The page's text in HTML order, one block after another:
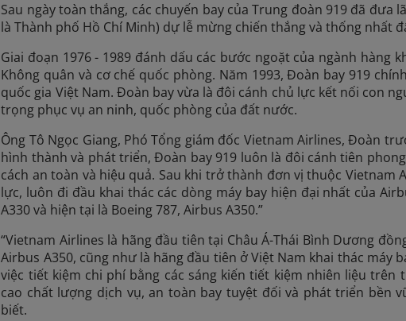
Sau ngày toàn thắng, các chuyến bay của Trung đoàn 919 đã
là Thành phố Hồ Chí Minh) dự lễ mừng chiến thắng và thống nhất
Giai đoạn 1976 - 1989 đánh dấu các bước ngoặt của ngành hàng
Không quân và cơ chế quốc phòng. Năm 1993, Đoàn bay 919
quốc gia Việt Nam. Đoàn bay vừa là đôi cánh chủ lực kết nối con
trọng phục vụ an ninh, quốc phòng của đất nước.
Ông Tô Ngọc Giang, Phó Tổng giám đốc Vietnam Airlines, Đoàn
hình thành và phát triển, Đoàn bay 919 luôn là đôi cánh tiên
cách an toàn và hiệu quả. Sau khi trở thành đơn vị thuộc
lực, luôn đi đầu khai thác các dòng máy bay hiện đại nhất của
A330 và hiện tại là Boeing 787, Airbus A350.”
“Vietnam Airlines là hãng đầu tiên tại Châu Á-Thái Bình Dương
Airbus A350, cũng như là hãng đầu tiên ở Việt Nam khai thác máy
việc tiết kiệm chi phí bằng các sáng kiến tiết kiệm nhiên liệu
cao chất lượng dịch vụ, an toàn bay tuyệt đối và phát triển bền
biết.